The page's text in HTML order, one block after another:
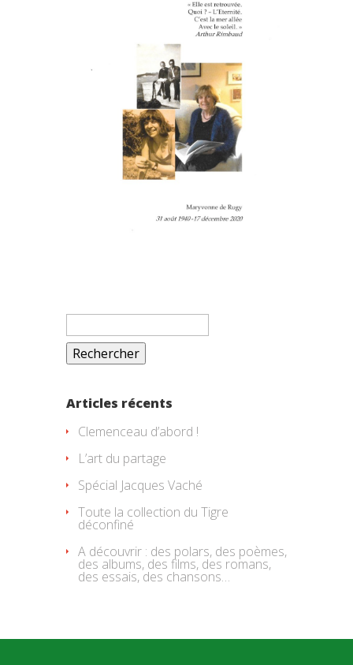
Rechercher :
Articles récents
Clemenceau d’abord !
L’art du partage
Spécial Jacques Vaché
Toute la collection du Tigre
déconfiné
A découvrir : des polars, des poèmes,
des albums, des films, des romans,
des essais, des chansons…